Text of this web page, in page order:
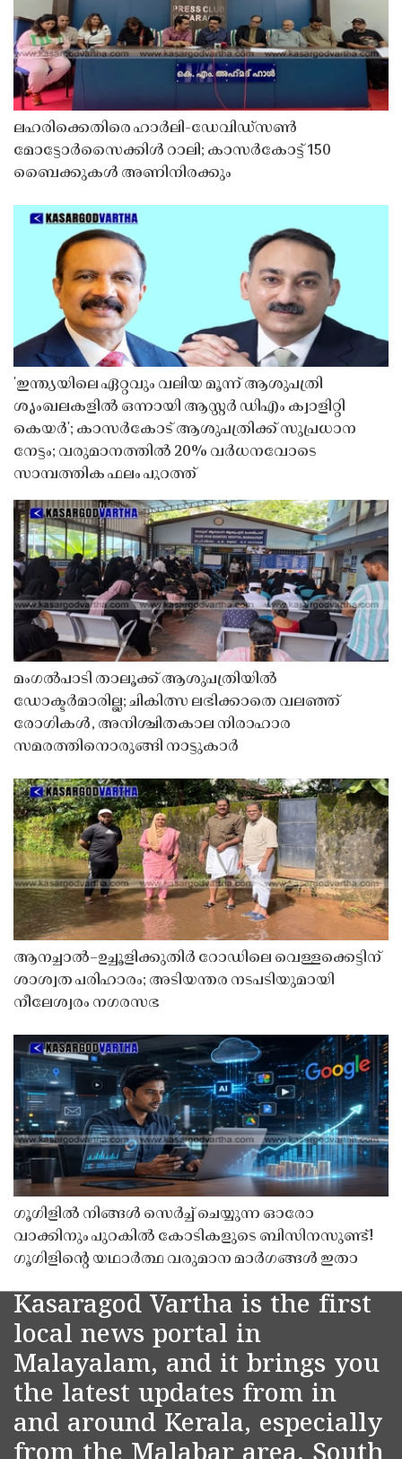
ലഹരിക്കെതിരെ ഹാർലി-ഡേവിഡ്‌സൺ
മോട്ടോർസൈക്കിൾ റാലി; കാസർകോട്ട് 150
ബൈക്കുകൾ അണിനിരക്കും
'ഇന്ത്യയിലെ ഏറ്റവും വലിയ മൂന്ന് ആശുപത്രി
ശൃംഖലകളിൽ ഒന്നായി ആസ്റ്റർ ഡിഎം ക്വാളിറ്റി
കെയർ'; കാസർകോട് ആശുപത്രിക്ക് സുപ്രധാന
നേട്ടം; വരുമാനത്തിൽ 20% വർധനവോടെ
സാമ്പത്തിക ഫലം പുറത്ത്
മംഗൽപാടി താലൂക്ക് ആശുപത്രിയിൽ
ഡോക്ടർമാരില്ല; ചികിത്സ ലഭിക്കാതെ വലഞ്ഞ്
രോഗികൾ, അനിശ്ചിതകാല നിരാഹാര
സമരത്തിനൊരുങ്ങി നാട്ടുകാർ
ആനച്ചാൽ–ഉച്ചൂളിക്കുതിർ റോഡിലെ വെള്ളക്കെട്ടിന്
ശാശ്വത പരിഹാരം; അടിയന്തര നടപടിയുമായി
നീലേശ്വരം നഗരസഭ
ഗൂഗിളിൽ നിങ്ങൾ സെർച്ച് ചെയ്യുന്ന ഓരോ
വാക്കിനും പുറകിൽ കോടികളുടെ ബിസിനസുണ്ട്!
ഗൂഗിളിന്റെ യഥാർത്ഥ വരുമാന മാർഗങ്ങൾ ഇതാ
Kasaragod Vartha is the first
local news portal in
Malayalam, and it brings you
the latest updates from in
and around Kerala, especially